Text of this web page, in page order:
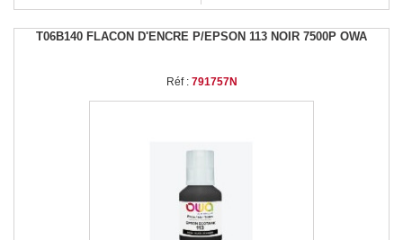
T06B140 FLACON D'ENCRE P/EPSON 113 NOIR 7500P OWA
Réf : 791757N